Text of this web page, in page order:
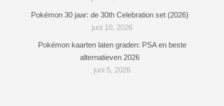
Pokémon 30 jaar: de 30th Celebration set (2026)
juni 10, 2026
Pokémon kaarten laten graden: PSA en beste
alternatieven 2026
juni 5, 2026